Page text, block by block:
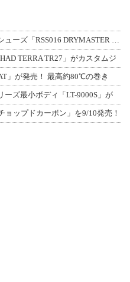
TERRA TR27」がカスタムジ
」が発売！ 最高約80℃の巻き
ーズ最小ボディ「LT-9000S」が
ョップドカーボン」を9/10発売！